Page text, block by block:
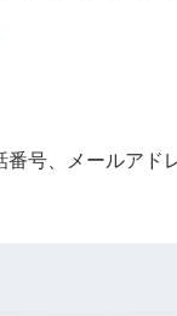
号、メールアド